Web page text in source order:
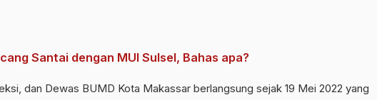
Santai dengan MUI Sulsel, Bahas apa?
dan Dewas BUMD Kota Makassar berlangsung sejak 19 Mei 2022 yang